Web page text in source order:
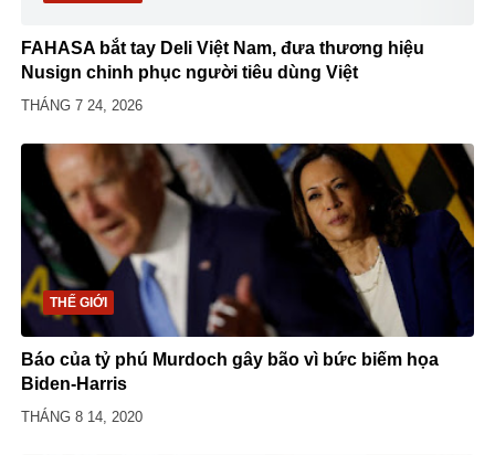
FAHASA bắt tay Deli Việt Nam, đưa thương hiệu
Nusign chinh phục người tiêu dùng Việt
THÁNG 7 24, 2026
THẾ GIỚI
Báo của tỷ phú Murdoch gây bão vì bức biếm họa
Biden-Harris
THÁNG 8 14, 2020